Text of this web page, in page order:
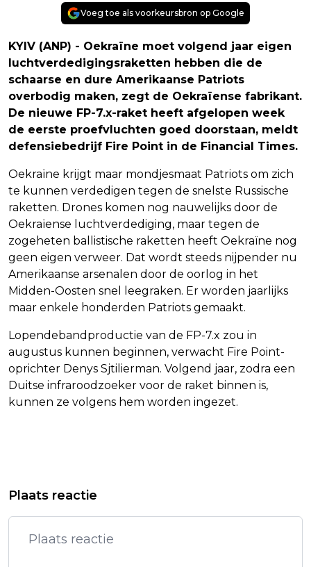
Voeg toe als voorkeursbron op Google
KYIV (ANP) - Oekraïne moet volgend jaar eigen
luchtverdedigingsraketten hebben die de
schaarse en dure Amerikaanse Patriots
overbodig maken, zegt de Oekraïense fabrikant.
De nieuwe FP-7.x-raket heeft afgelopen week
de eerste proefvluchten goed doorstaan, meldt
defensiebedrijf Fire Point in de Financial Times.
Oekraïne krijgt maar mondjesmaat Patriots om zich
te kunnen verdedigen tegen de snelste Russische
raketten. Drones komen nog nauwelijks door de
Oekraïense luchtverdediging, maar tegen de
zogeheten ballistische raketten heeft Oekraïne nog
geen eigen verweer. Dat wordt steeds nijpender nu
Amerikaanse arsenalen door de oorlog in het
Midden-Oosten snel leegraken. Er worden jaarlijks
maar enkele honderden Patriots gemaakt.
Lopendebandproductie van de FP-7.x zou in
augustus kunnen beginnen, verwacht Fire Point-
oprichter Denys Sjtilierman. Volgend jaar, zodra een
Duitse infraroodzoeker voor de raket binnen is,
kunnen ze volgens hem worden ingezet.
AI-FOTO'S VAN METTE-MARIT DELEN
IRAN DREIGT MET STILLEGGEN WK-
DUELS BIJ PROTESTEN TEGEN REGIME
Plaats reactie